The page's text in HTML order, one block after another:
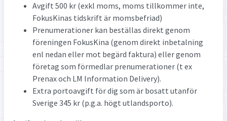
Avgift 500 kr (exkl moms, moms tillkommer inte,
FokusKinas tidskrift är momsbefriad)
Prenumerationer kan beställas direkt genom
föreningen FokusKina (genom direkt inbetalning
enl nedan eller mot begärd faktura) eller genom
företag som förmedlar prenumerationer (t ex
Prenax och LM Information Delivery).
Extra portoavgift för dig som är bosatt utanför
Sverige 345 kr (p.g.a. högt utlandsporto).